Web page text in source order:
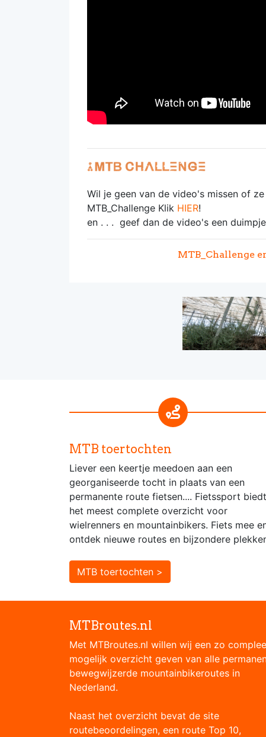
Wil je geen van de video's missen of
MTB_Challenge Klik HIER!
en . . . geef dan de video's een
MTB_Challenge
MTB toertochten
Liever een keertje meedoen aan een
georganiseerde tocht in plaats van een
permanente route fietsen.... Fietssport biedt
het meest complete overzicht voor
wielrenners en mountainbikers. Fiets mee
ontdek nieuwe routes en bijzondere
MTB toertochten >
MTBroutes.nl
Met MTBroutes.nl willen wij een zo
mogelijk overzicht geven van alle
bewegwijzerde mountainbikeroutes in
Nederland.
Naast het overzicht bevat de site
routebeoordelingen, een route Top 10,